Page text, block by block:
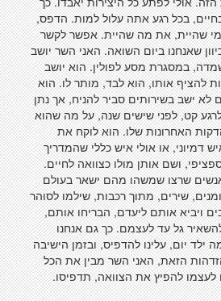
בכל רגע אתה עלול למות. הדפס,
שהיית, את מה שהיית. אפשר לקשר
שאנחנו ביום השואה. האני השר יושב
במסגרת מסע לפולין. הוא יושב
להציף אותו, הוא לבד, מותר לו. הוא
ישב בשירותים סביר להניח, אך נתן
קט, לפני שישים שנה, על מה שהוא
האחרונות שלו. הוא לוקח את
דמיוני, או אולי איש כללי שהמדריך
ושם אותן מולו כצוואה לחיים.
שרצו שמשהו מהם ישאר בעולם
שירים, מתוך רכבות, שילמו לסוהר
ויביא אותם ליעדם, הבריחו אותם,
גל עד לעצמם. כך גם אנחנו
ילד יום, עלינו להדפיס, ובזמן הישיבה
הזאת, האני השר מבין את הכל
לעצמו להפיץ את הצוואה, תדפיסו.